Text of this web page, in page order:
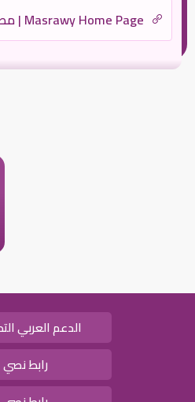
Masrawy Home Page | مصراوي
الدعم العربي
رابط نصي